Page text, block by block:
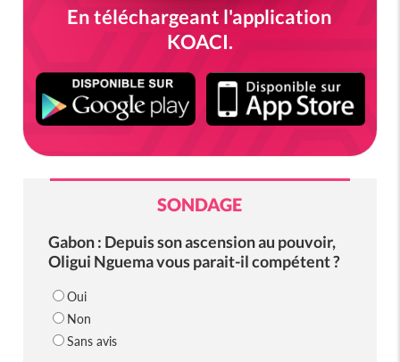
En téléchargeant l'application
KOACI.
SONDAGE
Gabon : Depuis son ascension au pouvoir,
Oligui Nguema vous parait-il compétent ?
Oui
Non
Sans avis